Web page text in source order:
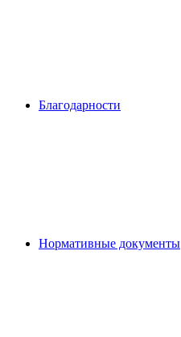
Благодарности
Нормативные документы